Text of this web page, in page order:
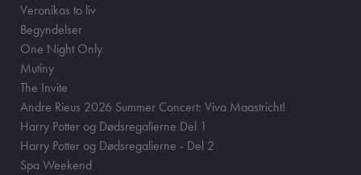
Veronikas to liv
Begyndelser
One Night Only
Mutiny
The Invite
Andre Rieus 2026 Summer Concert: Viva Maastricht!
Harry Potter og Dødsregalierne Del 1
Harry Potter og Dødsregalierne - Del 2
Spa Weekend